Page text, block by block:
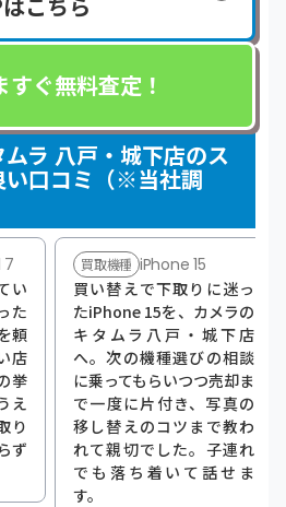
すぐ無料査定！
ラ 八戸・城下店のス
い口コミ（※当社調
7
い
た
頼
店
挙
え
り
ず
買取機種 iPhone 15
買い替えで下取りに迷っ
たiPhone 15を、カメラの
キタムラ八戸・城下店
へ。次の機種選びの相談
に乗ってもらいつつ売却ま
で一度に片付き、写真の
移し替えのコツまで教わ
れて親切でした。子連れ
でも落ち着いて話せま
す。